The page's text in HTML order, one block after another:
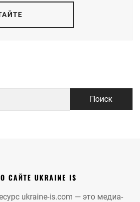
О САЙТЕ UKRAINE IS
ukraine-is.com — это медиа-